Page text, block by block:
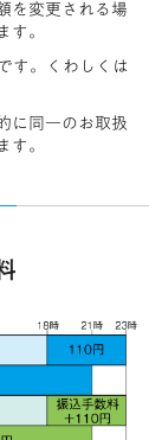
を変更される場
す。
す。くわしくは
に同一のお取扱
す。